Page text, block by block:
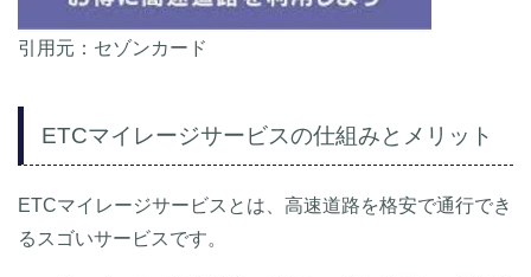
引用元：セゾンカード
ETCマイレージサービスの仕組みとメリット
ETCマイレージサービスとは、高速道路を格安で通行でき
るスゴいサービスです。